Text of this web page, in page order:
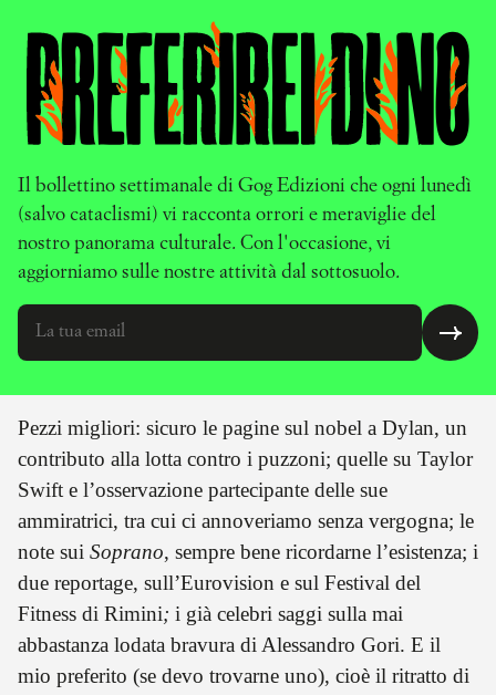
Il bollettino settimanale di Gog Edizioni che ogni lunedì
(salvo cataclismi) vi racconta orrori e meraviglie del
nostro panorama culturale. Con l'occasione, vi
aggiorniamo sulle nostre attività dal sottosuolo.
Pezzi migliori: sicuro le pagine sul nobel a Dylan, un
contributo alla lotta contro i puzzoni; quelle su Taylor
Swift e l’osservazione partecipante delle sue
ammiratrici, tra cui ci annoveriamo senza vergogna; le
note sui Soprano, sempre bene ricordarne l’esistenza; i
due reportage, sull’Eurovision e sul Festival del
Fitness di Rimini; i già celebri saggi sulla mai
abbastanza lodata bravura di Alessandro Gori. E il
mio preferito (se devo trovarne uno), cioè il ritratto di